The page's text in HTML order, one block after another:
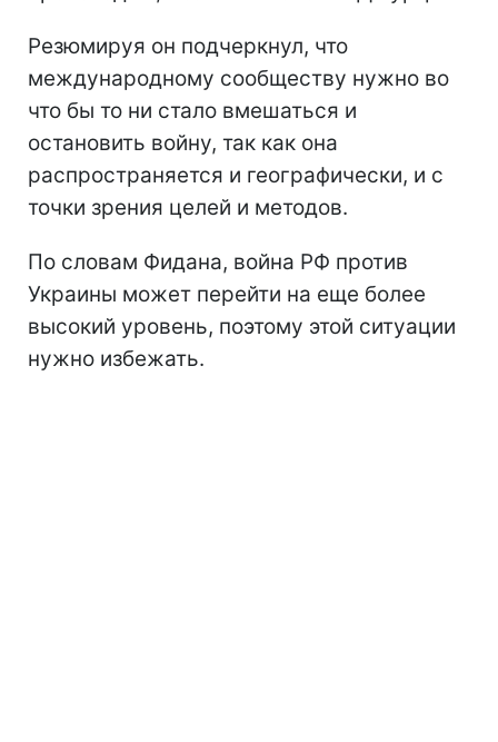
Резюмируя он подчеркнул, что
международному сообществу нужно во
что бы то ни стало вмешаться и
остановить войну, так как она
распространяется и географически, и с
точки зрения целей и методов.
По словам Фидана, война РФ против
Украины может перейти на еще более
высокий уровень, поэтому этой ситуации
нужно избежать.